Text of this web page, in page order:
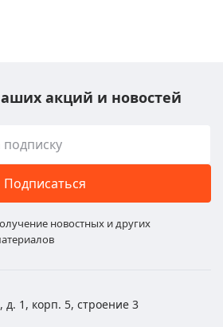
акций и новостей
Подписаться
новостных и других
1, корп. 5, строение 3